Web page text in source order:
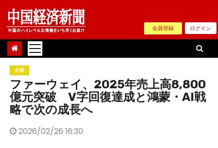
Skip
content
会員登録 ログイン
企業
ファーウェイ、2025年売上高8,800
億元突破 V字回復達成と鴻蒙・AI戦
略で次の成長へ
2026/02/26 16:30